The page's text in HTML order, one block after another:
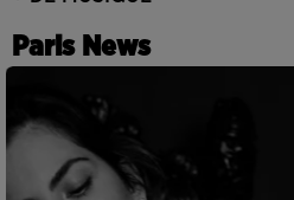
Paris News